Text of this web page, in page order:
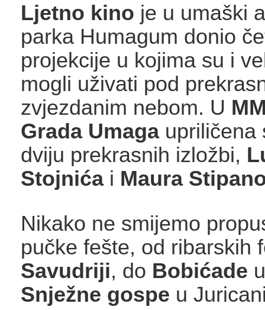
Ljetno kino je u umaški
parka Humagum donio
projekcije u kojima su i
mogli uživati pod
zvjezdanim nebom. U
Grada Umagaupriličena
dviju prekrasnih izložbi,
Stojnića i Maura
Nikako ne smijemo
pučke fešte, od ribarskih
Savudriji, do Bobićade
Snježne gospe u